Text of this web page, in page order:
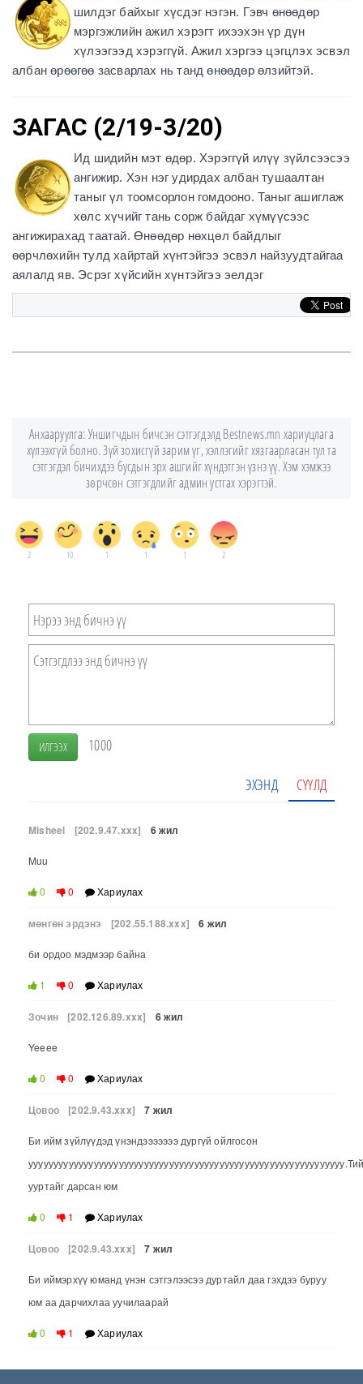
шилдэг байхыг хүсдэг нэгэн. Гэвч өнөөдөр
мэргэжлийн ажил хэрэгт ихээхэн үр дүн
хүлээгээд хэрэггүй. Ажил хэргээ цэгцлэх эсвэл
албан өрөөгөө засварлах нь танд өнөөдөр өлзийтэй.
ЗАГАС (2/19-3/20)
Ид шидийн мэт өдөр. Хэрэггүй илүү зүйлсээсээ
ангижир. Хэн нэг удирдах албан тушаалтан
таныг үл тоомсорлон гомдооно. Таныг ашиглаж
хөлс хүчийг тань сорж байдаг хүмүүсээс
ангижирахад таатай. Өнөөдөр нөхцөл байдлыг
өөрчлөхийн тулд хайртай хүнтэйгээ эсвэл найзуудтайгаа
аялалд яв. Эсрэг хүйсийн хүнтэйгээ эелдэг
Анхааруулга: Уншигчдын бичсэн сэтгэгдэлд Bestnews.mn хариуцлага
хүлээхгүй болно. Зүй зохисгүй зарим үг, хэллэгийг хязгаарласан тул та
сэтгэгдэл бичихдээ бусдын эрх ашгийг хүндэтгэн үзнэ үү. Хэм хэмжээ
зөрчсөн сэтгэгдлийг админ устгах хэрэгтэй.
2 10 1 1 1 2
ИЛГЭЭХ 1000
ЭХЭНД СҮҮЛД
Misheel [202.9.47.xxx] 6 жил
Muu
0 0 Хариулах
мөнгөн эрдэнэ [202.55.188.xxx] 6 жил
би ордоо мэдмээр байна
1 0 Хариулах
Зочин [202.126.89.xxx] 6 жил
Yeeee
0 0 Хариулах
Цовоо [202.9.43.xxx] 7 жил
Би ийм зүйлүүдэд үнэндэээээээ дургүй ойлгосон
ууртайг дарсан юм
0 1 Хариулах
Цовоо [202.9.43.xxx] 7 жил
Би иймэрхүү юманд үнэн сэтгэлээсээ дуртайл даа гэхдээ буруу
юм аа дарчихлаа уучилаарай
0 1 Хариулах